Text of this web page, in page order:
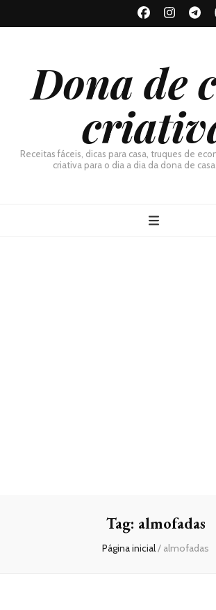
Dona de
Receitas fáceis, dicas para casa, truques de
criativa para o dia a dia da dona de
Tag: almofadas
Página inicial/ almofadas